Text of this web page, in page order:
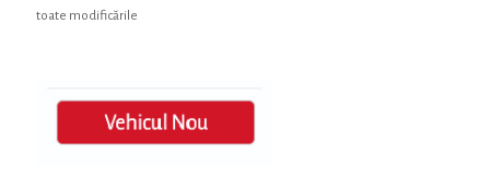
toate modificările